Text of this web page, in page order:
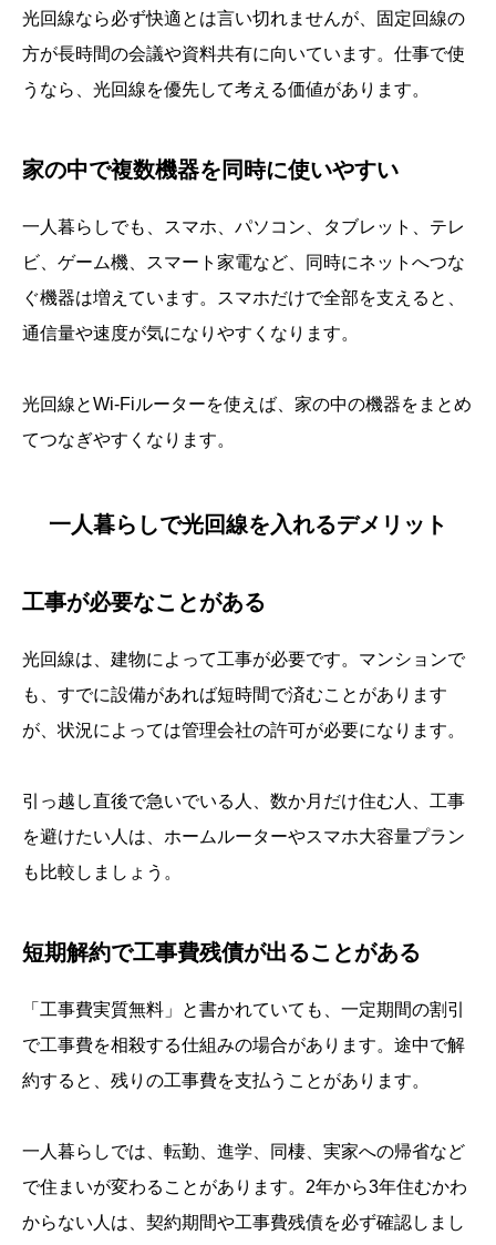
光回線なら必ず快適とは言い切れませんが、固定回線の
方が長時間の会議や資料共有に向いています。仕事で使
うなら、光回線を優先して考える価値があります。
家の中で複数機器を同時に使いやすい
一人暮らしでも、スマホ、パソコン、タブレット、テレ
ビ、ゲーム機、スマート家電など、同時にネットへつな
ぐ機器は増えています。スマホだけで全部を支えると、
通信量や速度が気になりやすくなります。
光回線とWi-Fiルーターを使えば、家の中の機器をまとめ
てつなぎやすくなります。
一人暮らしで光回線を入れるデメリット
工事が必要なことがある
光回線は、建物によって工事が必要です。マンションで
も、すでに設備があれば短時間で済むことがあります
が、状況によっては管理会社の許可が必要になります。
引っ越し直後で急いでいる人、数か月だけ住む人、工事
を避けたい人は、ホームルーターやスマホ大容量プラン
も比較しましょう。
短期解約で工事費残債が出ることがある
「工事費実質無料」と書かれていても、一定期間の割引
で工事費を相殺する仕組みの場合があります。途中で解
約すると、残りの工事費を支払うことがあります。
一人暮らしでは、転勤、進学、同棲、実家への帰省など
で住まいが変わることがあります。2年から3年住むかわ
からない人は、契約期間や工事費残債を必ず確認しまし